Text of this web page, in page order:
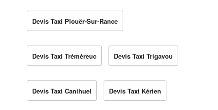
Devis Taxi Plouër-Sur-Rance
Devis Taxi Tréméreuc Devis Taxi Trigavou
Devis Taxi Canihuel Devis Taxi Kérien